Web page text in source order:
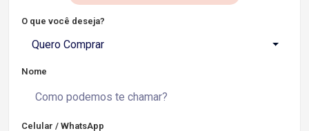
O que você deseja?
Quero Comprar
Nome
Celular / WhatsApp